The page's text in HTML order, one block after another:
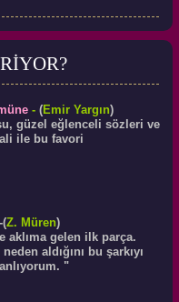
- (Emir Yargın)
güzel eğlenceli sözleri ve
ile bu favori
(Z. Müren)
aklıma gelen ilk parça.
aldığını bu şarkıyı
"